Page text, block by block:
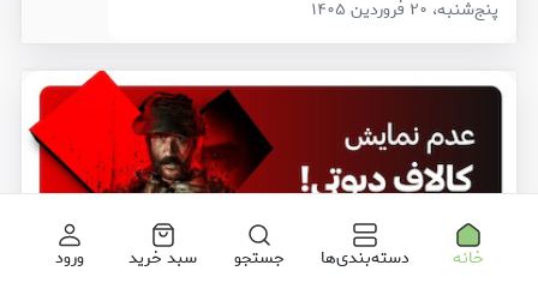
خانه دسته‌بندی‌ها جستجو سبد خرید ورود
پنج‌شنبه، ۲۰ فروردین ۱۴۰۵